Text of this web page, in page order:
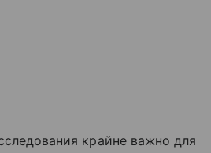
крайне важно для